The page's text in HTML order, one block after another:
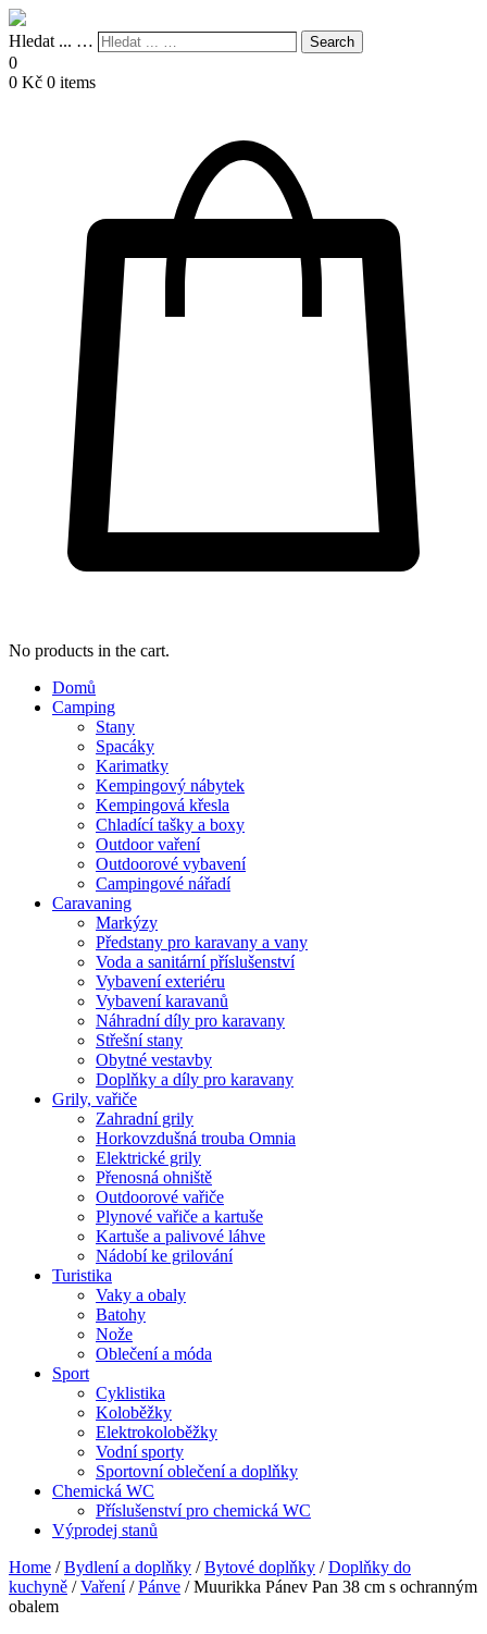
Hledat ... … Search
0
0 Kč 0 items
No products in the cart.
Domů
Camping
Stany
Spacáky
Karimatky
Kempingový nábytek
Kempingová křesla
Chladící tašky a boxy
Outdoor vaření
Outdoorové vybavení
Campingové nářadí
Caravaning
Markýzy
Předstany pro karavany a vany
Voda a sanitární příslušenství
Vybavení exteriéru
Vybavení karavanů
Náhradní díly pro karavany
Střešní stany
Obytné vestavby
Doplňky a díly pro karavany
Grily, vařiče
Zahradní grily
Horkovzdušná trouba Omnia
Elektrické grily
Přenosná ohniště
Outdoorové vařiče
Plynové vařiče a kartuše
Kartuše a palivové láhve
Nádobí ke grilování
Turistika
Vaky a obaly
Batohy
Nože
Oblečení a móda
Sport
Cyklistika
Koloběžky
Elektrokoloběžky
Vodní sporty
Sportovní oblečení a doplňky
Chemická WC
Příslušenství pro chemická WC
Výprodej stanů
Home /Bydlení a doplňky /Bytové doplňky /Doplňky do
kuchyně /Vaření/Pánve / Muurikka Pánev Pan 38 cm s ochranným
obalem